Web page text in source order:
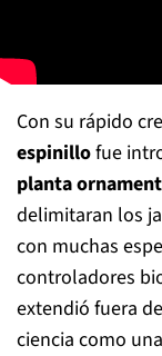
Con su rápido
espinillofue
planta
delimitaran los
con muchas
controladores
extendió fuera
ciencia como una